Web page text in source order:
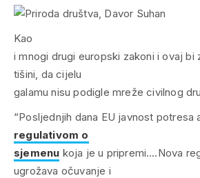
Kao
i mnogi drugi europski zakoni i ovaj bi
tišini, da cijelu
galamu nisu podigle mreže civilnog
“Posljednjih dana EU javnost potresa
regulativom o
sjemenu koja je u pripremi….Nova
ugrožava očuvanje i